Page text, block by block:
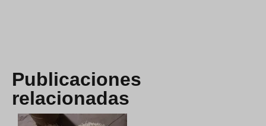
Publicaciones
relacionadas